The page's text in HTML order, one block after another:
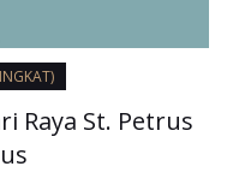
Raya St. Petrus